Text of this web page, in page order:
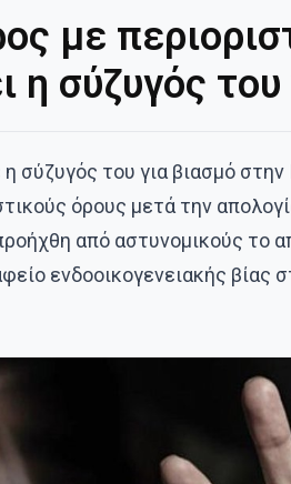
με
η σύζυγός
σύζυγός του για βιασμό
όρους μετά την
από αστυνομικούς το
ενδοοικογενειακής βίας